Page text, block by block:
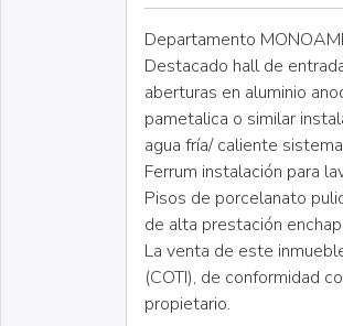
Departamento
Destacado hall de
aberturas en aluminio
pametalica o similar
agua fría/ caliente
Ferrum instalación para
Pisos de porcelanato
de alta prestación
La venta de este
(COTI), de conformidad
propietario.